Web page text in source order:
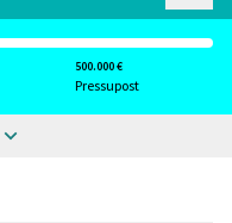
500.000 €
Pressupost